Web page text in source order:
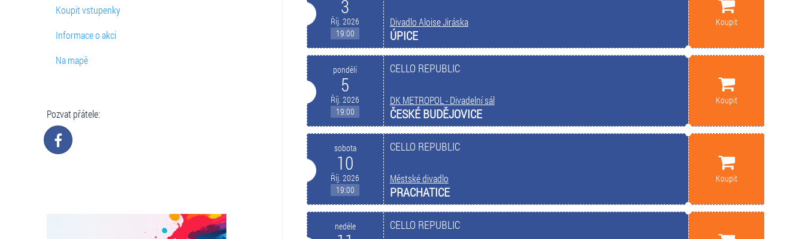
Koupit vstupenky
Informace o akci
Na mapě
Pozvat přátele:
3
Říj. 2026
19:00
Divadlo Aloise Jiráska
ÚPICE
Koupit
pondělí
5
Říj. 2026
19:00
CELLO REPUBLIC
DK METROPOL - Divadelní sál
ČESKÉ BUDĚJOVICE
Koupit
sobota
10
Říj. 2026
19:00
CELLO REPUBLIC
Městské divadlo
PRACHATICE
Koupit
neděle CELLO REPUBLIC